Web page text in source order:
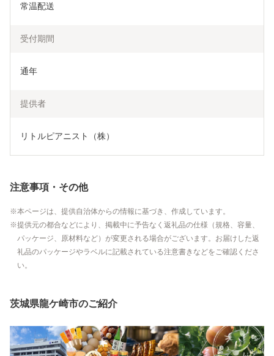
常温配送
受付期間
通年
提供者
リトルピアニスト（株）
注意事項・その他
本ページは、提供自治体からの情報に基づき、作成しています。
提供元の都合などにより、掲載中に予告なく返礼品の仕様（規格、容量、
パッケージ、原材料など）が変更される場合がございます。お届けした返
礼品のパッケージやラベルに記載されている注意書きなどをご確認くださ
い。
茨城県龍ケ崎市のご紹介